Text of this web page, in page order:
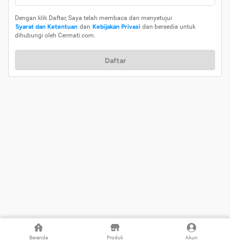
Beranda Produk Akun
Dengan klik Daftar, Saya telah membaca dan menyetujui
Syarat dan Ketentuan dan Kebijakan Privasi dan bersedia untuk
dihubungi oleh Cermati.com.
Daftar